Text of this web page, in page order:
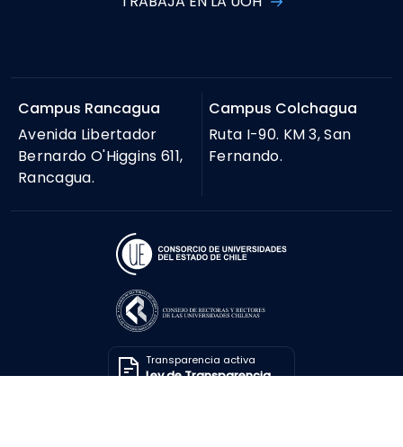
Campus Rancagua
Avenida Libertador
Bernardo O'Higgins 611,
Rancagua.
Campus Colchagua
Ruta I-90. KM 3, San
Fernando.
Transparencia activa
Ley de Transparencia